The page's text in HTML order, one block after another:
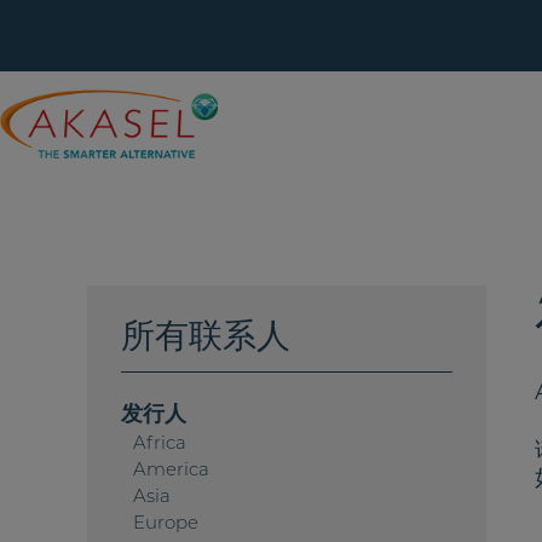
所有联系人
发行人
Africa
America
Asia
Europe